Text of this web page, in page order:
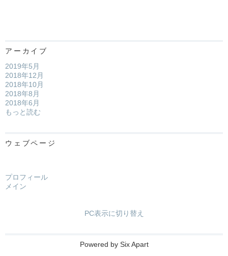
アーカイブ
2019年5月
2018年12月
2018年10月
2018年8月
2018年6月
もっと読む
ウェブページ
プロフィール
メイン
PC表示に切り替え
Powered by Six Apart